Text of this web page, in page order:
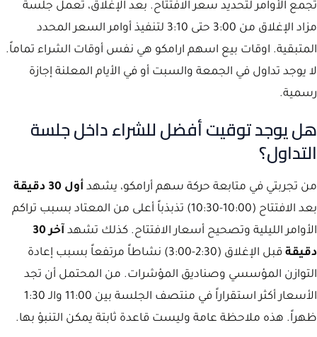
تُجمع الأوامر لتحديد سعر الافتتاح. بعد الإغلاق، تعمل جلسة
مزاد الإغلاق من 3:00 حتى 3:10 لتنفيذ أوامر السعر المحدد
المتبقية. اوقات بيع اسهم ارامكو هي نفس أوقات الشراء تماماً.
لا يوجد تداول في الجمعة والسبت أو في الأيام المعلنة إجازة
رسمية.
هل يوجد توقيت أفضل للشراء داخل جلسة
التداول؟
من تجربتي في متابعة حركة سهم أرامكو، يشهد أول 30 دقيقة
بعد الافتتاح (10:00-10:30) تذبذباً أعلى من المعتاد بسبب تراكم
الأوامر الليلية وتصحيح أسعار الافتتاح. كذلك تشهد
آخر 30
دقيقة
قبل الإغلاق (2:30-3:00) نشاطاً مرتفعاً بسبب إعادة
التوازن المؤسسي وصناديق المؤشرات. من المحتمل أن تجد
الأسعار أكثر استقراراً في منتصف الجلسة بين 11:00 والـ 1:30
ظهراً. هذه ملاحظة عامة وليست قاعدة ثابتة يمكن التنبؤ بها.